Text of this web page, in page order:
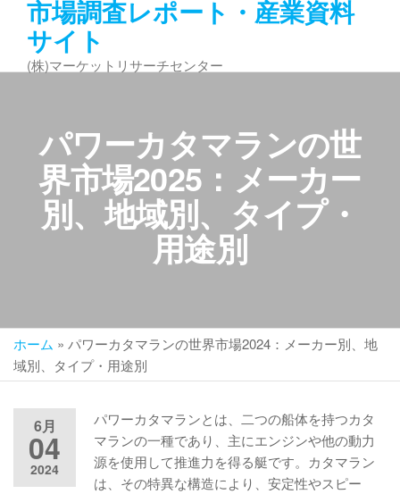
ン
市場調査レポート・産業資料
サイト
(株)マーケットリサーチセンター
パワーカタマランの世
界市場2025：メーカー
別、地域別、タイプ・
用途別
ホーム » パワーカタマランの世界市場2024：メーカー別、地
域別、タイプ・用途別
6月
04
2024
パワーカタマランとは、二つの船体を持つカタ
マランの一種であり、主にエンジンや他の動力
源を使用して推進力を得る艇です。カタマラン
は、その特異な構造により、安定性やスピー